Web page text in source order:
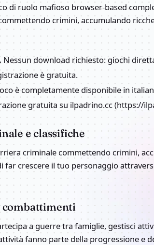
di ruolo mafioso browser-based
crimini, accumulando
Nessun download richiesto: giochi
è gratuita.
è completamente disponibile in
gratuita su ilpadrino.cc (https://
e classifiche
criminale commettendo crimini,
far crescere il tuo personaggio
combattimenti
a guerre tra famiglie, gestisci
fanno parte della progressione e